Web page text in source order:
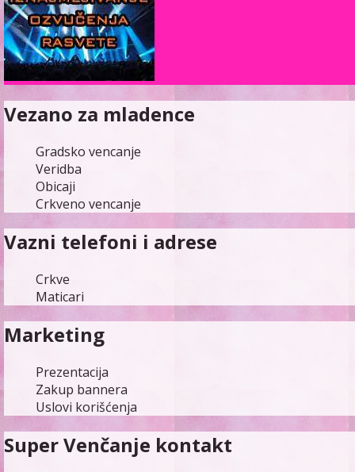
Vezano za mladence
Gradsko vencanje
Veridba
Obicaji
Crkveno vencanje
Vazni telefoni i adrese
Crkve
Maticari
Marketing
Prezentacija
Zakup bannera
Uslovi korišćenja
Super Venčanje kontakt